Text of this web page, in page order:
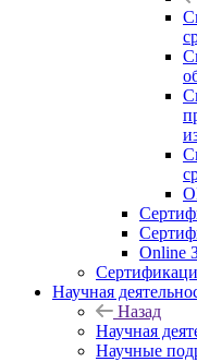
Online
Научная
Назад
Научная
Научные